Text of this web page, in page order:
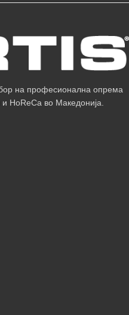
на професионална опрема
HoReCa во Македонија.